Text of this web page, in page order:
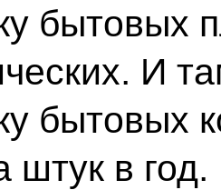
бытовых
И
бытовых
штук в год.